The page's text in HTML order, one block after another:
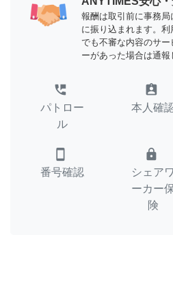
報酬は取引前に事務
に振り込まれます。
でも不審な内容のサ
ーがあった場合は通報
perm_phone_msg
パトロー
ル
assignment_ind
本人確
smartphone
番号確認
lock
シェアワ
ーカー
険